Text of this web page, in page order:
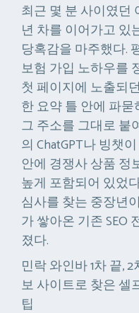
최근 몇 분 사이였던
년 차를 이어가고 있
당혹감을 마주했다.
보험 가입 노하우를
첫 페이지에 노출되
한 요약 틀 안에 파
그 주소를 그대로 붙
의 ChatGPT나 빙챗
안에 경쟁사 상품 정
높게 포함되어 있었
심사를 찾는 중장년
가 쌓아온 기존 SEO
졌다.
민락 와인바 1차 끝,
보 사이트로 찾은 셀
팁